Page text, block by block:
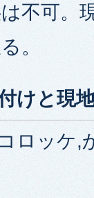
不可。
。
けと現
ロッケ